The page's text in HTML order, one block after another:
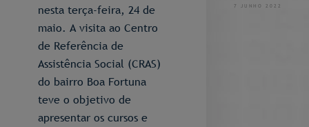
nesta terça-feira, 24 de
maio. A visita ao Centro
de Referência de
Assistência Social (CRAS)
do bairro Boa Fortuna
teve o objetivo de
apresentar os cursos e
7 JUNHO 2022